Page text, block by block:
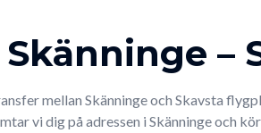
–
mellan Skänninge och Skavsta
vi dig på adressen i Skänninge och